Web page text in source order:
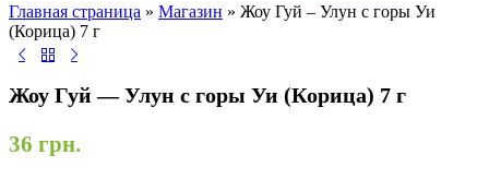
Главная страница » Магазин » Жоу Гуй – Улун с горы Уи
(Корица) 7 г
Жоу Гуй — Улун с горы Уи (Корица) 7 г
36 грн.